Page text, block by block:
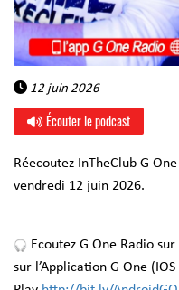
12 juin 2026
Écouter le podcast
Réecoutez InTheClub G
vendredi 12 juin 2026.
Ecoutez G One Radio sur
sur l’Application G One (IOS